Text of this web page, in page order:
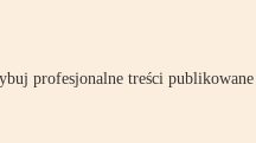
profesjonalne treści publikowane